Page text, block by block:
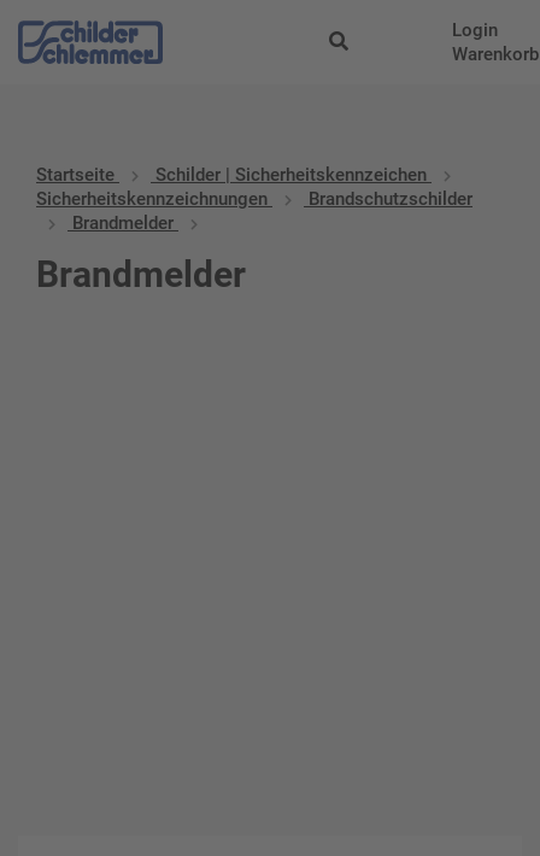
Login
Warenkorb
Startseite
Schilder | Sicherheitskennzeichen
Sicherheitskennzeichnungen
Brandschutzschilder
Brandmelder
Brandmelder